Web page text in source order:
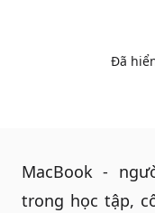
Đã
MacBook -
trong học tập,